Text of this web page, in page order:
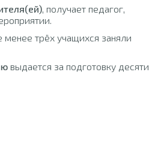
, получает педагог,
менее трёх учащихся заняли
выдается за подготовку десяти